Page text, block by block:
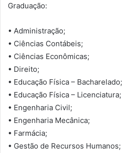
Graduação:
• Administração;
• Ciências Contábeis;
• Ciências Econômicas;
• Direito;
• Educação Física – Bacharelado;
• Educação Física – Licenciatura;
• Engenharia Civil;
• Engenharia Mecânica;
• Farmácia;
• Gestão de Recursos Humanos;